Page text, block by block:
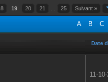
19 20 21 25 Suivant »
A B C
Date
11-